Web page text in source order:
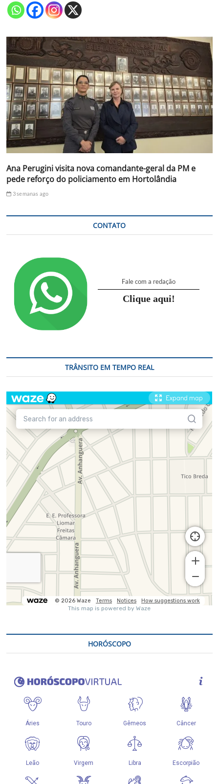
Ana Perugini visita nova comandante-geral da PM e
pede reforço do policiamento em Hortolândia
3 semanas ago
CONTATO
Fale com a redação
Clique aqui!
TRÂNSITO EM TEMPO REAL
HORÓSCOPO